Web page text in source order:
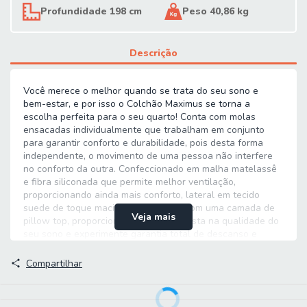
Profundidade 198 cm Peso 40,86 kg
Descrição
Você merece o melhor quando se trata do seu sono e
bem-estar, e por isso o Colchão Maximus se torna a
escolha perfeita para o seu quarto! Conta com molas
ensacadas individualmente que trabalham em conjunto
para garantir conforto e durabilidade, pois desta forma
independente, o movimento de uma pessoa não interfere
no conforto da outra. Confeccionado em malha matelassê
e fibra siliconada que permite melhor ventilação,
proporcionando ainda mais conforto, lateral em tecido
suede de toque macio e ainda conta com uma camada de
pillow top, proporcionando maciez. Invista na qualidade do
seu sono e experimente garantia total de descanso e
MEDIDAS:
[ A ] = 28 cm
Veja mais
Compartilhar